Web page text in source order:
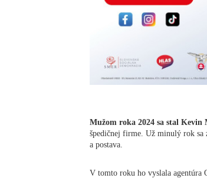
Mužom roka 2024 sa stal
špedičnej firme. Už minulý rok sa
a postava.
V tomto roku ho vyslala agentúra